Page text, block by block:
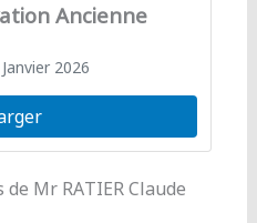
Ancienne
2026
Mr RATIER Claude